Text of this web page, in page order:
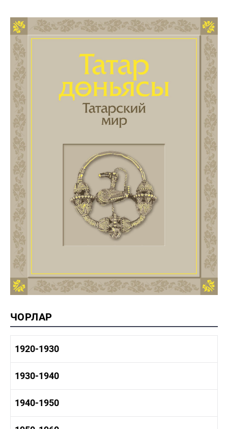
ЧОРЛАР
1920-1930
1920-1930 тарих
1920-1930 мәдәният
1930-1940
1930-1940 тарих
1930-1940 мәдәният
1940-1950